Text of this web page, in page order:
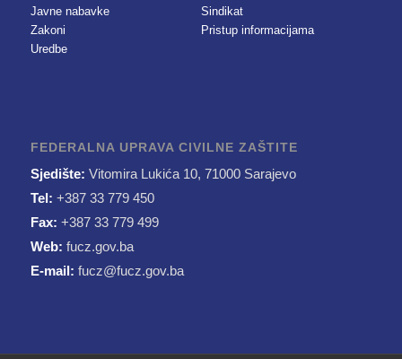
Javne nabavke
Zakoni
Uredbe
Sindikat
Pristup informacijama
FEDERALNA UPRAVA CIVILNE ZAŠTITE
Sjedište: Vitomira Lukića 10, 71000 Sarajevo
Tel: +387 33 779 450
Fax: +387 33 779 499
Web: fucz.gov.ba
E-mail: fucz@fucz.gov.ba